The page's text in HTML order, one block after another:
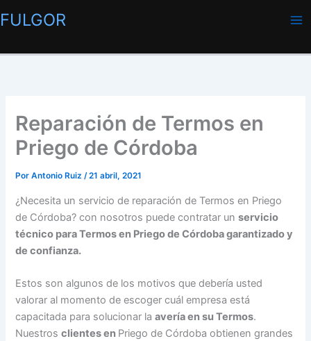
al
FULGOR
Reparación de Termos en
Priego de Córdoba
PorAntonio Ruiz/21 abril, 2021
¿Necesita un servicio de reparación de Termos en Priego
de Córdoba? con nosotros puede contratar unservicio
técnico para Termos en Priego de Córdoba garantizado y
de confianza.
Estos son algunos de los motivos que debería usted
valorar al momento de escoger cuál empresa está
capacitada para solucionar laavería en su Termos.
Nuestrosclientes en Priego de Córdoba obtienen grandes